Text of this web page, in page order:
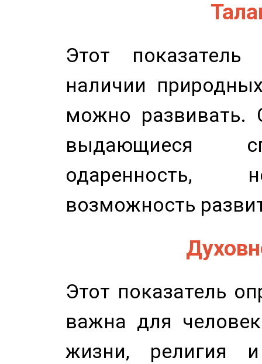
Этот показатель
наличии
можно развивать.
выдающиеся
одаренность,
возможность
Этот показатель
важна для
жизни, религия